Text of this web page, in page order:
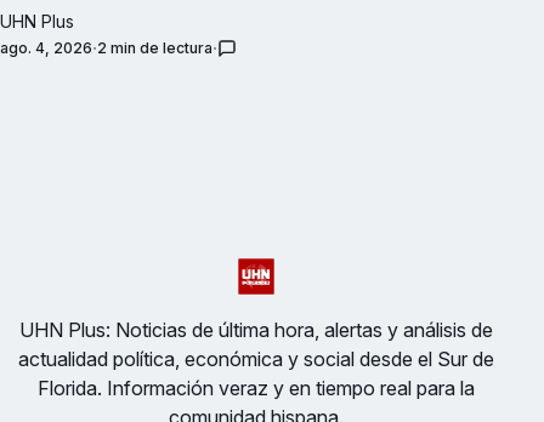
UHN Plus
ago. 4, 2026 2 min de lectura
UHN Plus: Noticias de última hora, alertas y análisis de
actualidad política, económica y social desde el Sur de
Florida. Información veraz y en tiempo real para la
comunidad hispana.